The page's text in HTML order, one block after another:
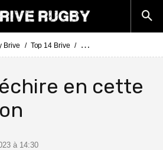
Brive Top 14 Brive Les tensions au CA Brive
en cette
à 14:30